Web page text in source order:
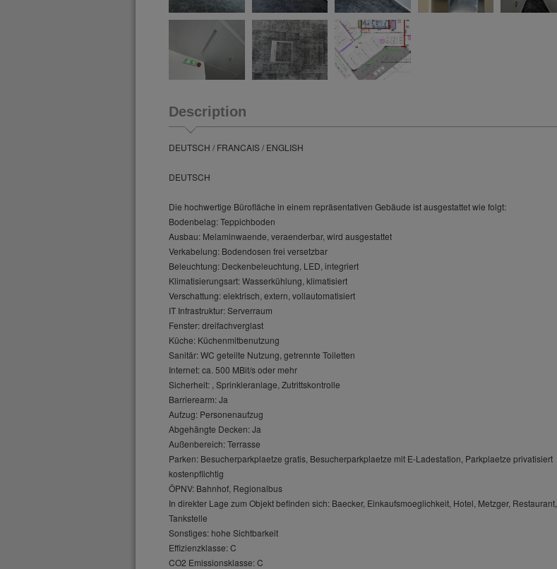
Description
DEUTSCH / FRANCAIS / ENGLISH
DEUTSCH
Die hochwertige Bürofläche in einem repräsentativen Gebäude ist ausgestattet wie folgt:
Bodenbelag: Teppichboden
Ausbau: Melaminwaende, veraenderbar, wird ausgestattet
Verkabelung: Bodendosen frei versetzbar
Beleuchtung: Deckenbeleuchtung, LED, integriert
Klimatisierungsart: Wasserkühlung, klimatisiert
Verschattung: elektrisch, extern, vollautomatisiert
IT Infrastruktur: Serverraum
Fenster: dreifachverglast
Küche: Küchenmitbenutzung
Sanitär: WC geteilte Nutzung, getrennte Toiletten
Internet: ca. 500 MBit/s oder mehr
Sicherheit: , Sprinkleranlage, Zutrittskontrolle
Barrierearm: Ja
Aufzug: Personenaufzug
Abgehängte Decken: Ja
Außenbereich: Terrasse
Parken: Besucherparkplaetze gratis, Besucherparkplaetze mit E-Ladestation, Parkplaetze privatisiert
kostenpflichtig
ÖPNV: Bahnhof, Regionalbus
In direkter Lage zum Objekt befinden sich: Baecker, Einkaufsmoeglichkeit, Hotel, Metzger, Restaurant,
Tankstelle
Sonstiges: hohe Sichtbarkeit
Effizienzklasse: C
CO2 Emissionsklasse: C